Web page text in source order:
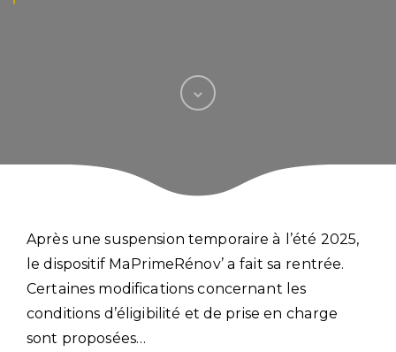
Après une suspension temporaire à l’été 2025,
le dispositif MaPrimeRénov’ a fait sa rentrée.
Certaines modifications concernant les
conditions d’éligibilité et de prise en charge
sont proposées…